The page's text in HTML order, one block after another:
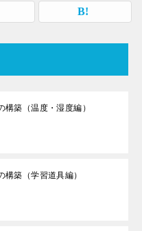
築（温度・湿度編）
築（学習道具編）